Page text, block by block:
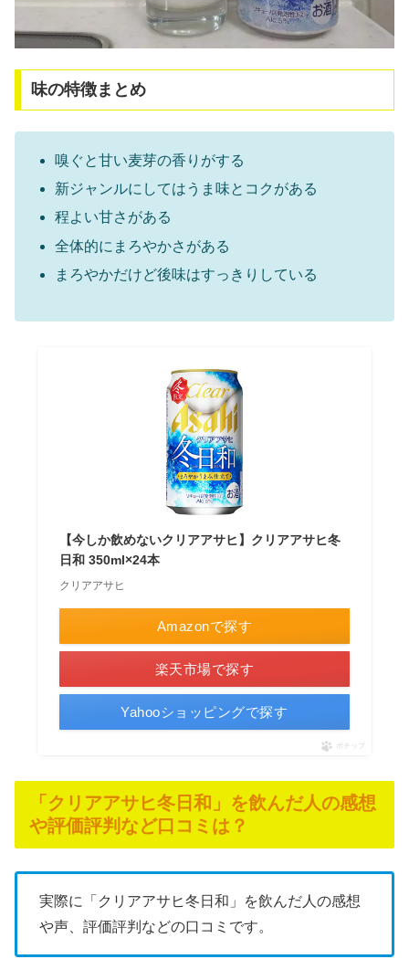
味の特徴まとめ
嗅ぐと甘い麦芽の香りがする
新ジャンルにしてはうま味とコクがある
程よい甘さがある
全体的にまろやかさがある
まろやかだけど後味はすっきりしている
【今しか飲めないクリアアサヒ】クリアアサヒ冬
日和 350ml×24本
クリアアサヒ
Amazonで探す
楽天市場で探す
Yahooショッピングで探す
ポチップ
「クリアアサヒ冬日和」を飲んだ人の感想
や評価評判など口コミは？
実際に「クリアアサヒ冬日和」を飲んだ人の感想
や声、評価評判などの口コミです。